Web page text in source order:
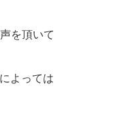
を頂いて
よっては